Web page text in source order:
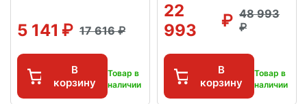
5 141 17 616
В
корзину
Товар в
наличии
22
993
48 993
В
корзину
Товар в
наличии